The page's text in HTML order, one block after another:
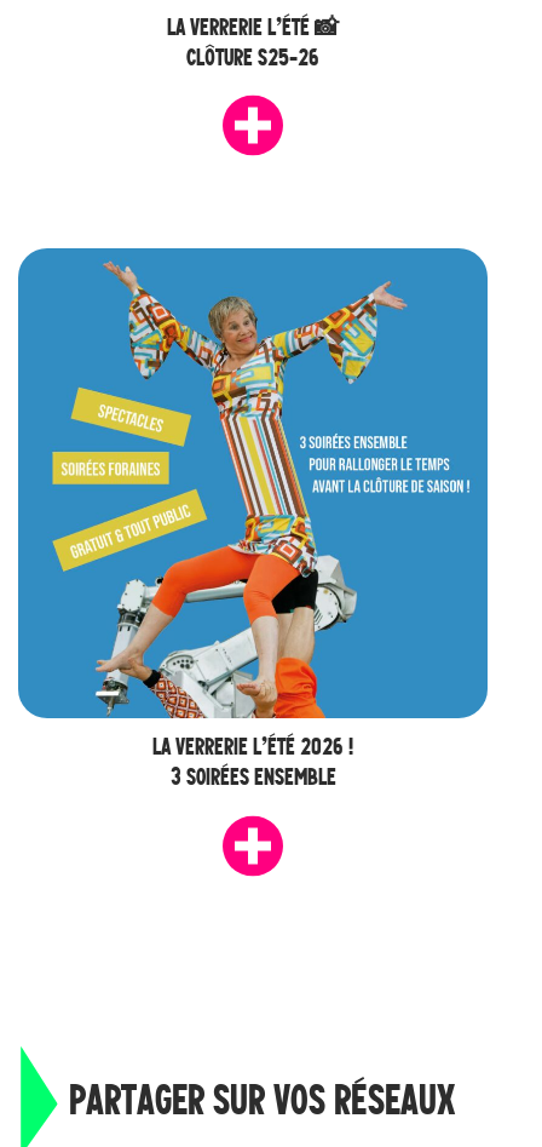
LA VERRERIE L’ÉTÉ 📸
CLÔTURE S25-26
LA VERRERIE L’ÉTÉ 2026 !
3 SOIRÉES ENSEMBLE
PARTAGER SUR VOS RÉSEAUX